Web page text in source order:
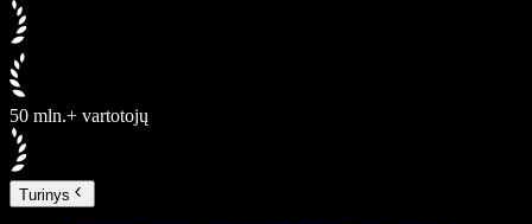
50 mln.+ vartotojų
Turinys